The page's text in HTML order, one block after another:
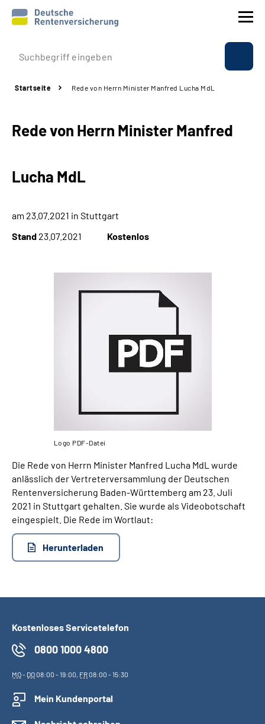
Prävention
Rente
Inhalte in Gebärdensprache (DGS)
Mein Kundenportal
Startseite Rede von Herrn Minister Manfred Lucha MdL
Rede von Herrn Minister Manfred
Lucha MdL
am 23.07.2021 in Stuttgart
Stand 23.07.2021 Kostenlos
Logo PDF-Datei
Die Rede von Herrn Minister Manfred Lucha MdL wurde
anlässlich der Vertreterversammlung der Deutschen
Rentenversicherung Baden-Württemberg am 23. Juli
2021 in Stuttgart gehalten. Sie wurde als Videobotschaft
eingespielt. Die Rede im Wortlaut:
Herunterladen
Kostenloses Servicetelefon
0800 1000 4800
MO- DO08:00 - 19:00, FR08:00 - 15:30
Mein Kundenportal